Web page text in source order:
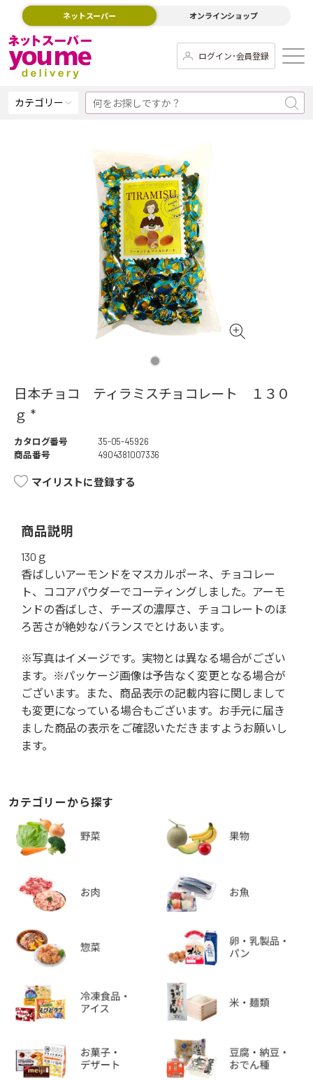
ネットスーパー オンラインショップ
ログイン･会員登録
カテゴリー
日本チョコ ティラミスチョコレート １３０
ｇ *
カタログ番号
35-05-45926
商品番号
4904381007336
マイリストに登録する
商品説明
130ｇ
香ばしいアーモンドをマスカルポーネ、チョコレー
ト、ココアパウダーでコーティングしました。アーモ
ンドの香ばしさ、チーズの濃厚さ、チョコレートのほ
ろ苦さが絶妙なバランスでとけあいます。
※写真はイメージです。実物とは異なる場合がござい
ます。※パッケージ画像は予告なく変更となる場合が
ございます。また、商品表示の記載内容に関しまして
も変更になっている場合もございます。お手元に届き
ました商品の表示をご確認いただきますようお願いし
ます。
カテゴリーから探す